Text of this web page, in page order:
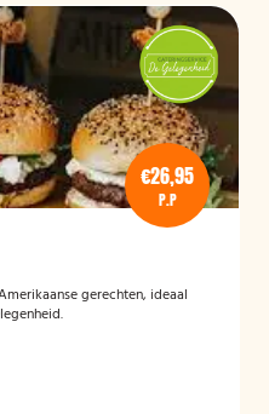
€26,95
P.P
gerechten, ideaal